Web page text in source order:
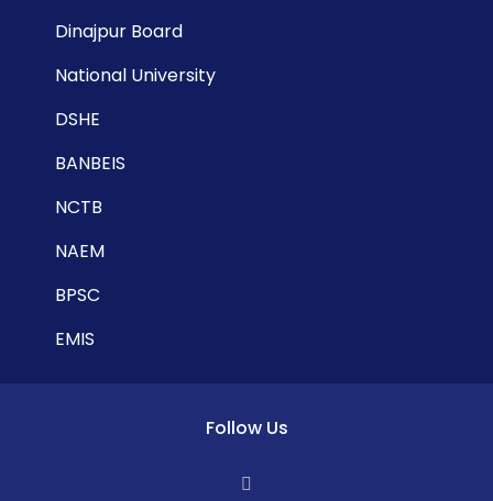
Dinajpur Board
National University
DSHE
BANBEIS
NCTB
NAEM
BPSC
EMIS
Follow Us
F
a